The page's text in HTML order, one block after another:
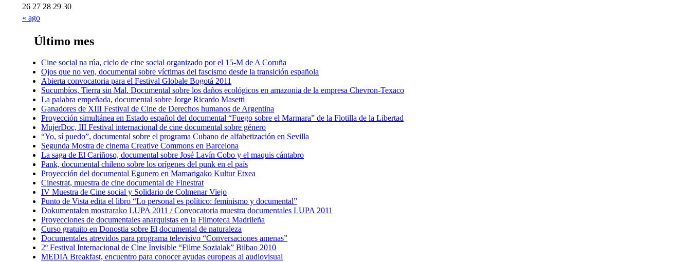
« ago
26 27 28 29 30
Último mes
Cine social na rúa, ciclo de cine social organizado por el 15-M de A Coruña
Ojos que no ven, documental sobre víctimas del fascismo desde la transición española
Abierta convocatoria para el Festival Globale Bogotá 2011
Sucumbíos, Tierra sin Mal. Documental sobre los daños ecológicos en amazonia de la empresa Chevron-Texaco
La palabra empeñada, documental sobre Jorge Ricardo Masetti
Ganadores de XIII Festival de Cine de Derechos humanos de Argentina
Proyección simultánea en Estado español del documental “Fuego sobre el Marmara” de la Flotilla de la Libertad
MujerDoc, III Festival internacional de cine documental sobre género
“Yo, sí puedo”, documental sobre el programa Cubano de alfabetización en Sevilla
Segunda Mostra de cinema Creative Commons en Barcelona
La saga de El Cariñoso, documental sobre José Lavín Cobo y el maquis cántabro
Pank, documental chileno sobre los orígenes del punk en el país
Proyección del documental Egunero en Mamarigako Kultur Etxea
Cinestrat, muestra de cine documental de Finestrat
IV Muestra de Cine social y Solidario de Colmenar Viejo
Punto de Vista edita el libro “Lo personal es político: feminismo y documental”
Dokumentalen mostrarako LUPA 2011 / Convocatoria muestra documentales LUPA 2011
Proyecciones de documentales anarquistas en la Filmoteca Madrileña
Curso gratuito en Donostia sobre El documental de naturaleza
Documentales atrevidos para programa televisivo “Conversaciones amenas”
2º Festival Internacional de Cine Invisible “Filme Sozialak” Bilbao 2010
MEDIA Breakfast, encuentro para conocer ayudas europeas al audiovisual